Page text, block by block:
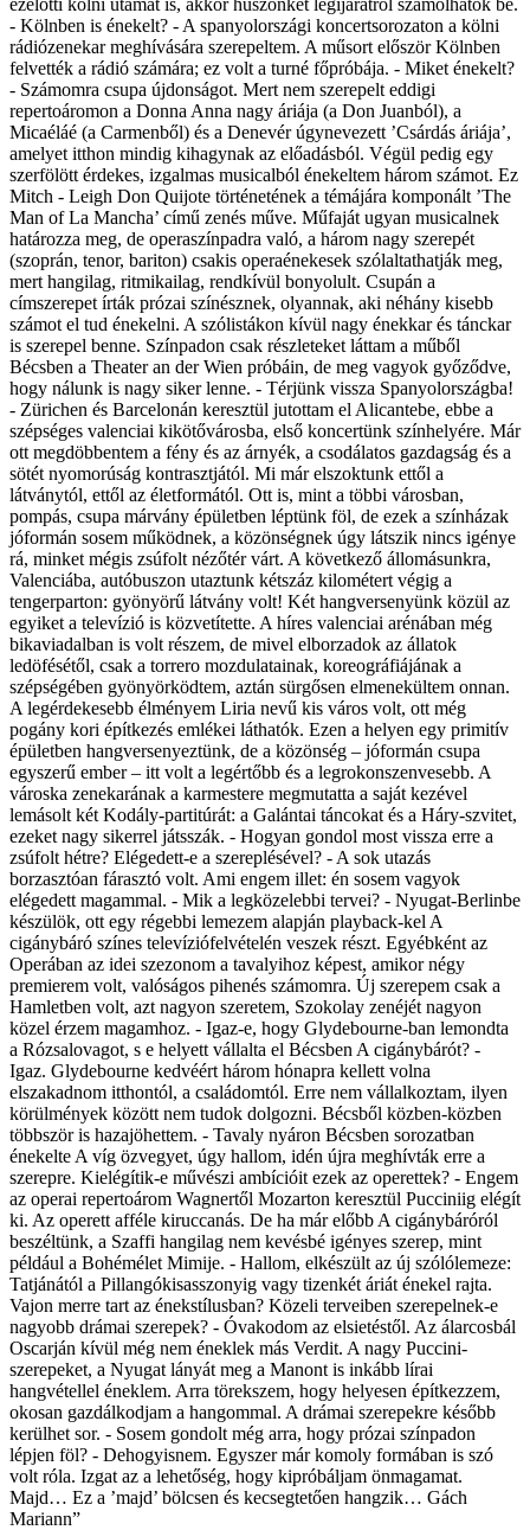
ezelőtti kölni utamat is, akkor huszonkét légijáratról számolhatok be.
- Kölnben is énekelt? - A spanyolországi koncertsorozaton a kölni
rádiózenekar meghívására szerepeltem. A műsort először Kölnben
felvették a rádió számára; ez volt a turné főpróbája. - Miket énekelt?
- Számomra csupa újdonságot. Mert nem szerepelt eddigi
repertoáromon a Donna Anna nagy áriája (a Don Juanból), a
Micaéláé (a Carmenből) és a Denevér úgynevezett ’Csárdás áriája’,
amelyet itthon mindig kihagynak az előadásból. Végül pedig egy
szerfölött érdekes, izgalmas musicalból énekeltem három számot. Ez
Mitch - Leigh Don Quijote történetének a témájára komponált ’The
Man of La Mancha’ című zenés műve. Műfaját ugyan musicalnek
határozza meg, de operaszínpadra való, a három nagy szerepét
(szoprán, tenor, bariton) csakis operaénekesek szólaltathatják meg,
mert hangilag, ritmikailag, rendkívül bonyolult. Csupán a
címszerepet írták prózai színésznek, olyannak, aki néhány kisebb
számot el tud énekelni. A szólistákon kívül nagy énekkar és tánckar
is szerepel benne. Színpadon csak részleteket láttam a műből
Bécsben a Theater an der Wien próbáin, de meg vagyok győződve,
hogy nálunk is nagy siker lenne. - Térjünk vissza Spanyolországba!
- Zürichen és Barcelonán keresztül jutottam el Alicantebe, ebbe a
szépséges valenciai kikötővárosba, első koncertünk színhelyére. Már
ott megdöbbentem a fény és az árnyék, a csodálatos gazdagság és a
sötét nyomorúság kontrasztjától. Mi már elszoktunk ettől a
látványtól, ettől az életformától. Ott is, mint a többi városban,
pompás, csupa márvány épületben léptünk föl, de ezek a színházak
jóformán sosem működnek, a közönségnek úgy látszik nincs igénye
rá, minket mégis zsúfolt nézőtér várt. A következő állomásunkra,
Valenciába, autóbuszon utaztunk kétszáz kilométert végig a
tengerparton: gyönyörű látvány volt! Két hangversenyünk közül az
egyiket a televízió is közvetítette. A híres valenciai arénában még
bikaviadalban is volt részem, de mivel elborzadok az állatok
ledöfésétől, csak a torrero mozdulatainak, koreográfiájának a
szépségében gyönyörködtem, aztán sürgősen elmenekültem onnan.
A legérdekesebb élményem Liria nevű kis város volt, ott még
pogány kori építkezés emlékei láthatók. Ezen a helyen egy primitív
épületben hangversenyeztünk, de a közönség – jóformán csupa
egyszerű ember – itt volt a legértőbb és a legrokonszenvesebb. A
városka zenekarának a karmestere megmutatta a saját kezével
lemásolt két Kodály-partitúrát: a Galántai táncokat és a Háry-szvitet,
ezeket nagy sikerrel játsszák. - Hogyan gondol most vissza erre a
zsúfolt hétre? Elégedett-e a szereplésével? - A sok utazás
borzasztóan fárasztó volt. Ami engem illet: én sosem vagyok
elégedett magammal. - Mik a legközelebbi tervei? - Nyugat-Berlinbe
készülök, ott egy régebbi lemezem alapján playback-kel A
cigánybáró színes televíziófelvételén veszek részt. Egyébként az
Operában az idei szezonom a tavalyihoz képest, amikor négy
premierem volt, valóságos pihenés számomra. Új szerepem csak a
Hamletben volt, azt nagyon szeretem, Szokolay zenéjét nagyon
közel érzem magamhoz. - Igaz-e, hogy Glydebourne-ban lemondta
a Rózsalovagot, s e helyett vállalta el Bécsben A cigánybárót? -
Igaz. Glydebourne kedvéért három hónapra kellett volna
elszakadnom itthontól, a családomtól. Erre nem vállalkoztam, ilyen
körülmények között nem tudok dolgozni. Bécsből közben-közben
többször is hazajöhettem. - Tavaly nyáron Bécsben sorozatban
énekelte A víg özvegyet, úgy hallom, idén újra meghívták erre a
szerepre. Kielégítik-e művészi ambícióit ezek az operettek? - Engem
az operai repertoárom Wagnertől Mozarton keresztül Pucciniig elégít
ki. Az operett afféle kiruccanás. De ha már előbb A cigánybáróról
beszéltünk, a Szaffi hangilag nem kevésbé igényes szerep, mint
például a Bohémélet Mimije. - Hallom, elkészült az új szólólemeze:
Tatjánától a Pillangókisasszonyig vagy tizenkét áriát énekel rajta.
Vajon merre tart az énekstílusban? Közeli terveiben szerepelnek-e
nagyobb drámai szerepek? - Óvakodom az elsietéstől. Az álarcosbál
Oscarján kívül még nem éneklek más Verdit. A nagy Puccini-
szerepeket, a Nyugat lányát meg a Manont is inkább lírai
hangvétellel éneklem. Arra törekszem, hogy helyesen építkezzem,
okosan gazdálkodjam a hangommal. A drámai szerepekre később
kerülhet sor. - Sosem gondolt még arra, hogy prózai színpadon
lépjen föl? - Dehogyisnem. Egyszer már komoly formában is szó
volt róla. Izgat az a lehetőség, hogy kipróbáljam önmagamat.
Majd… Ez a ’majd’ bölcsen és kecsegtetően hangzik… Gách
Mariann”